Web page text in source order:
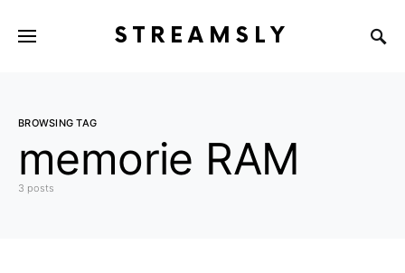
STREAMSLY
BROWSING TAG
memorie RAM
3 posts